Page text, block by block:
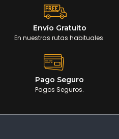
Envío Gratuito
En nuestras rutas habituales.
Pago Seguro
Pagos Seguros.